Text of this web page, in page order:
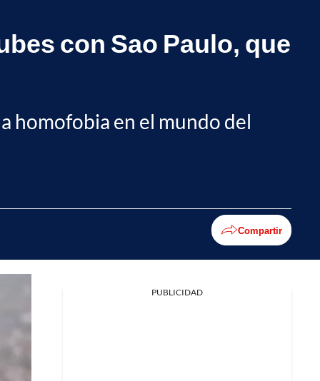
con Sao Paulo, que
homofobia en el mundo del
Compartir
PUBLICIDAD